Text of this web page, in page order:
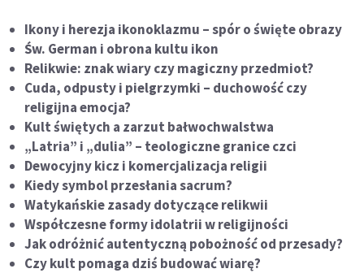
Ikony i herezja ikonoklazmu – spór o święte obrazy
Św. German i obrona kultu ikon
Relikwie: znak wiary czy magiczny przedmiot?
Cuda, odpusty i pielgrzymki – duchowość czy
religijna emocja?
Kult świętych a zarzut bałwochwalstwa
„Latria” i „dulia” – teologiczne granice czci
Dewocyjny kicz i komercjalizacja religii
Kiedy symbol przesłania sacrum?
Watykańskie zasady dotyczące relikwii
Współczesne formy idolatrii w religijności
Jak odróżnić autentyczną pobożność od przesady?
Czy kult pomaga dziś budować wiarę?